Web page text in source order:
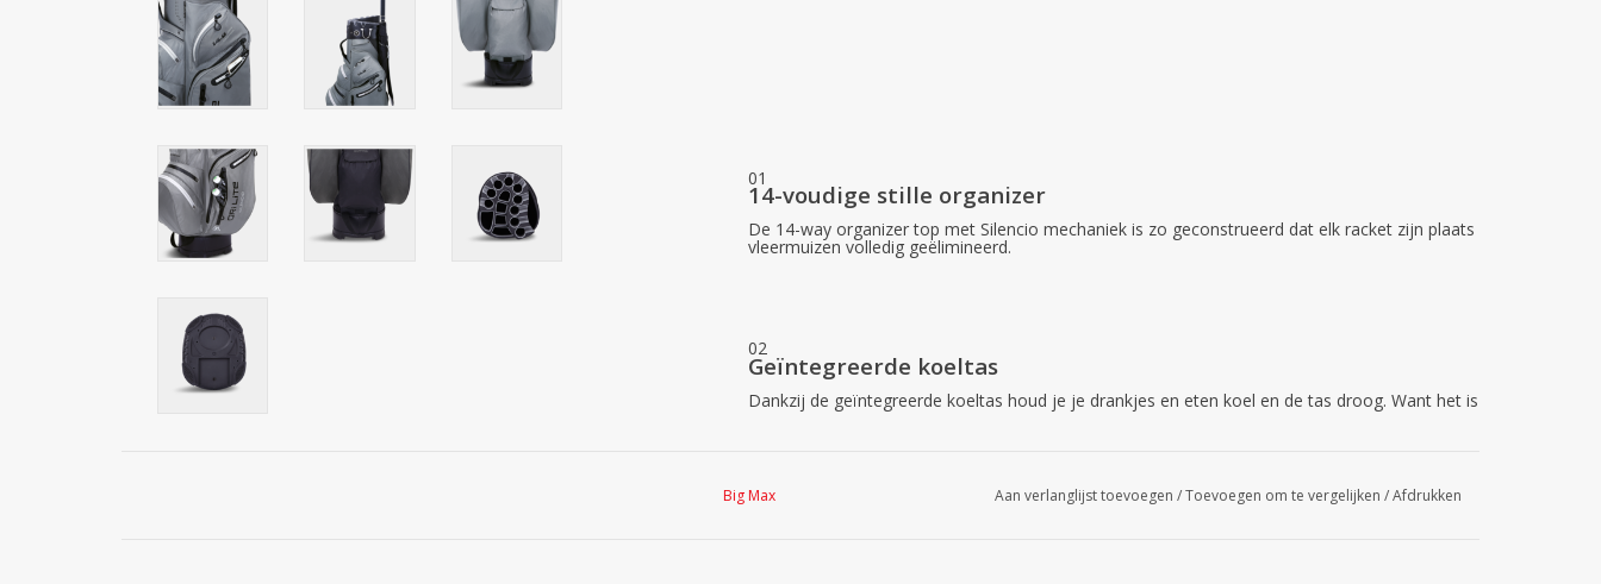
01
14-voudige stille organizer
De 14-way organizer top met Silencio mechaniek is zo geconstrueerd dat elk racket zijn plaats heeft en blijft.
vleermuizen volledig geëlimineerd.
02
Geïntegreerde koeltas
Dankzij de geïntegreerde koeltas houd je je drankjes en eten koel en de tas droog. Want het is altijd
Big Max Aan verlanglijst toevoegen /Toevoegen om te vergelijken /Afdrukken